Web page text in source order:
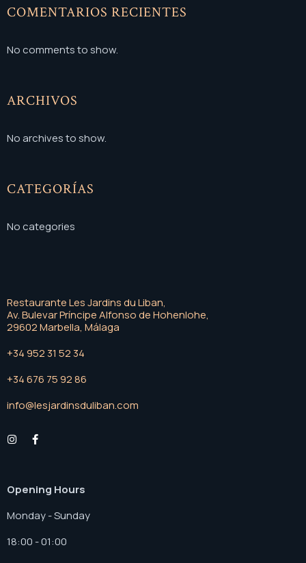
COMENTARIOS RECIENTES
No comments to show.
ARCHIVOS
No archives to show.
CATEGORÍAS
No categories
Restaurante Les Jardins du Liban,
Av. Bulevar Príncipe Alfonso de Hohenlohe,
29602 Marbella, Málaga
+34 952 31 52 34
+34 676 75 92 86
info@lesjardinsduliban.com
Opening Hours
Monday - Sunday
18:00 - 01:00